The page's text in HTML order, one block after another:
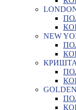
NEW